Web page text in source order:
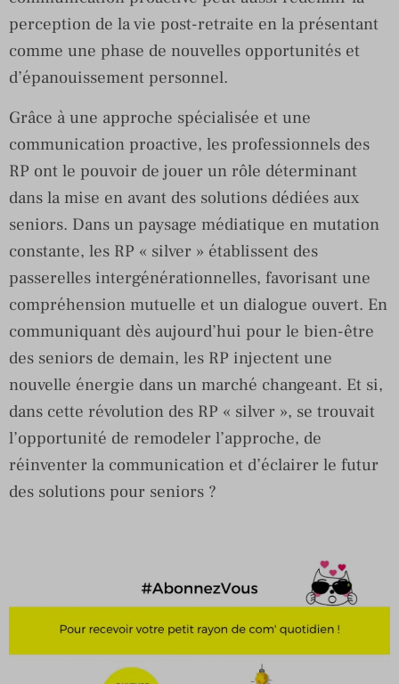
perception de la vie post-retraite en la présentant
comme une phase de nouvelles opportunités et
d’épanouissement personnel.
Grâce à une approche spécialisée et une
communication proactive, les professionnels des
RP ont le pouvoir de jouer un rôle déterminant
dans la mise en avant des solutions dédiées aux
seniors. Dans un paysage médiatique en mutation
constante, les RP « silver » établissent des
passerelles intergénérationnelles, favorisant une
compréhension mutuelle et un dialogue ouvert. En
communiquant dès aujourd’hui pour le bien-être
des seniors de demain, les RP injectent une
nouvelle énergie dans un marché changeant. Et si,
dans cette révolution des RP « silver », se trouvait
l’opportunité de remodeler l’approche, de
réinventer la communication et d’éclairer le futur
des solutions pour seniors ?